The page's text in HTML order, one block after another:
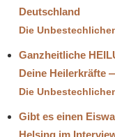
Deutschland
Die
Ganzheitliche
Deine Heilerkräfte
Die
Gibt es einen
Helsing im